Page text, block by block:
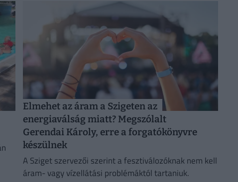
Elmehet az áram a Szigeten az
energiaválság miatt? Megszólalt
Gerendai Károly, erre a forgatókönyvre
készülnek
A Sziget szervezői szerint a fesztiválozóknak nem kell
áram- vagy vízellátási problémáktól tartaniuk.